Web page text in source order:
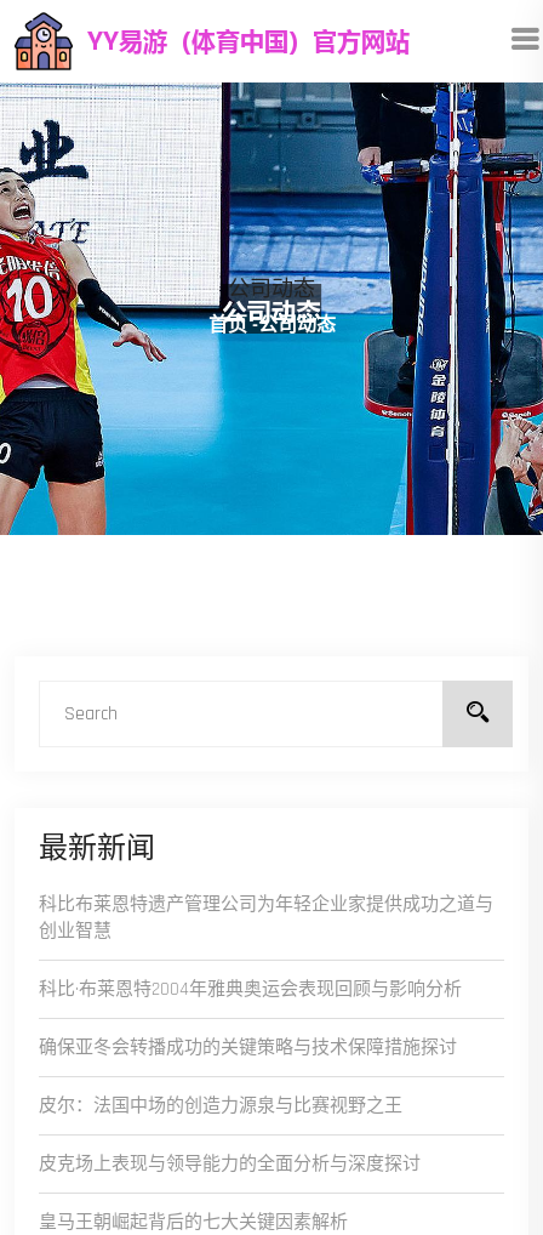
公司动态
首页-公司动态
最新新闻
科比布莱恩特遗产管理公司为年轻企业家提供成功之道与
创业智慧
科比·布莱恩特2004年雅典奥运会表现回顾与影响分析
确保亚冬会转播成功的关键策略与技术保障措施探讨
皮尔：法国中场的创造力源泉与比赛视野之王
皮克场上表现与领导能力的全面分析与深度探讨
皇马王朝崛起背后的七大关键因素解析